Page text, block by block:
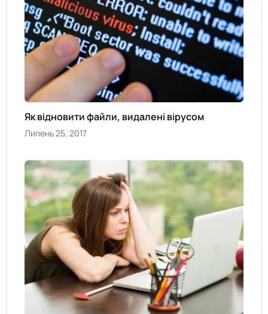
Як відновити файли, видалені вірусом
Липень 25, 2017